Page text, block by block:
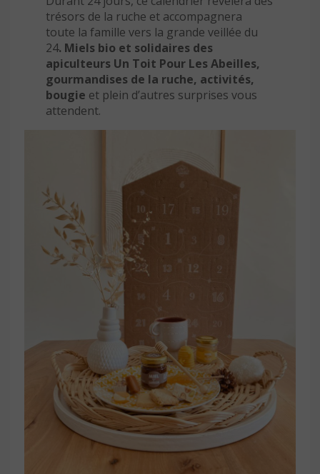
trésors de la ruche et accompagnera
toute la famille vers la grande veillée du
24. Miels bio et solidaires des
apiculteurs Un Toit Pour Les Abeilles,
gourmandises de la ruche, activités,
bougie et plein d’autres surprises vous
attendent.